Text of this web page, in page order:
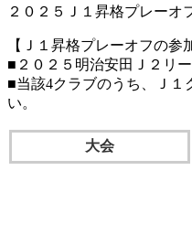
２０２５Ｊ１昇格プレーオ
【Ｊ１昇格プレーオフの参
■２０２５明治安田Ｊ２リ
■当該4クラブのうち、Ｊ１
い。
大会